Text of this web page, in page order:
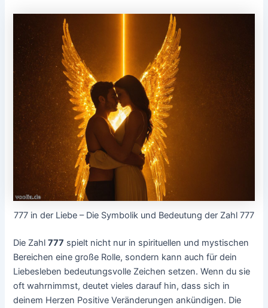
777 in der Liebe – Die Symbolik und Bedeutung der Zahl 777
Die Zahl777 spielt nicht nur in spirituellen und mystischen
Bereichen eine große Rolle, sondern kann auch für dein
Liebesleben bedeutungsvolle Zeichen setzen. Wenn du sie
oft wahrnimmst, deutet vieles darauf hin, dass sich in
deinem Herzen Positive Veränderungen ankündigen. Die